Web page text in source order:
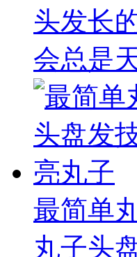
头发长
会总是
最简单
丸子头